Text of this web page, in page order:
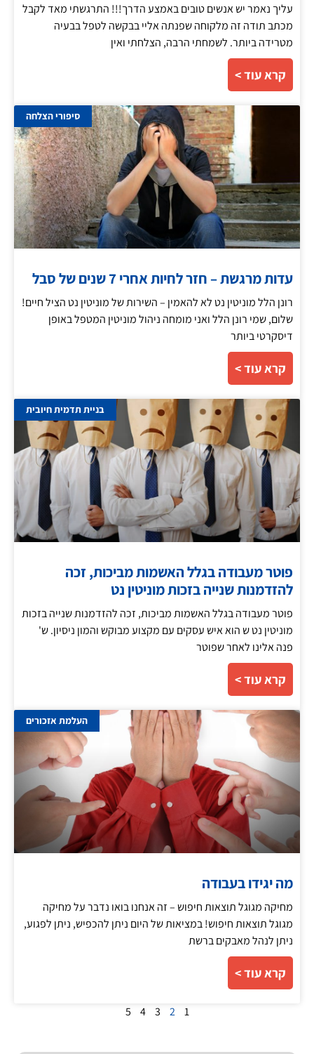
עליך נאמר יש אנשים טובים באמצע הדרך!!! התרגשתי מאד לקבל
מכתב תודה זה מלקוחה שפנתה אליי בבקשה לטפל בבעיה
מטרידה ביותר. לשמחתי הרבה, הצלחתי ואין
קרא עוד >
סיפורי הצלחה
עדות מרגשת – חזר לחיות אחרי 7 שנים של סבל
רונן הלל מוניטין נט לא להאמין – השירות של מוניטין נט הציל חיים!
שלום, שמי רונן הלל ואני מומחה ניהול מוניטין המטפל באופן
דיסקרטי ביותר
קרא עוד >
בניית תדמית חיובית
פוטר מעבודה בגלל האשמות מביכות, זכה
להזדמנות שנייה בזכות מוניטין נט
פוטר מעבודה בגלל האשמות מביכות, זכה להזדמנות שנייה בזכות
מוניטין נט ש הוא איש עסקים עם מקצוע מבוקש והמון ניסיון. ש'
פנה אלינו לאחר שפוטר
קרא עוד >
העלמת אזכורים
מה יגידו בעבודה
מחיקה מגוגל תוצאות חיפוש – זה אנחנו בואו נדבר על מחיקה
מגוגל תוצאות חיפוש! במציאות של היום ניתן להכפיש, ניתן לפגוע,
ניתן לנהל מאבקים ברשת
קרא עוד >
1
2
3
4
5